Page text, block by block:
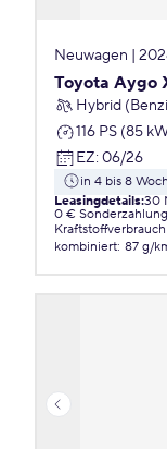
Neuwagen |
Toyota Aygo
Hybrid
116 PS (85
EZ: 06/26
in 4 bis 8
Leasingdetails:30
0 € Sonderzahlung
kombiniert: 87 g/